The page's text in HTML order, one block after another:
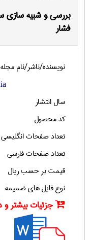
بررسی و شبیه
فشار
نویسنده/ناشر/نام
سال انتشار
کد محصول
تعداد صفحات انگليسی
تعداد صفحات فارسی
قیمت بر حسب ریال
نوع فایل های ضمیمه
جزئیات بیشتر